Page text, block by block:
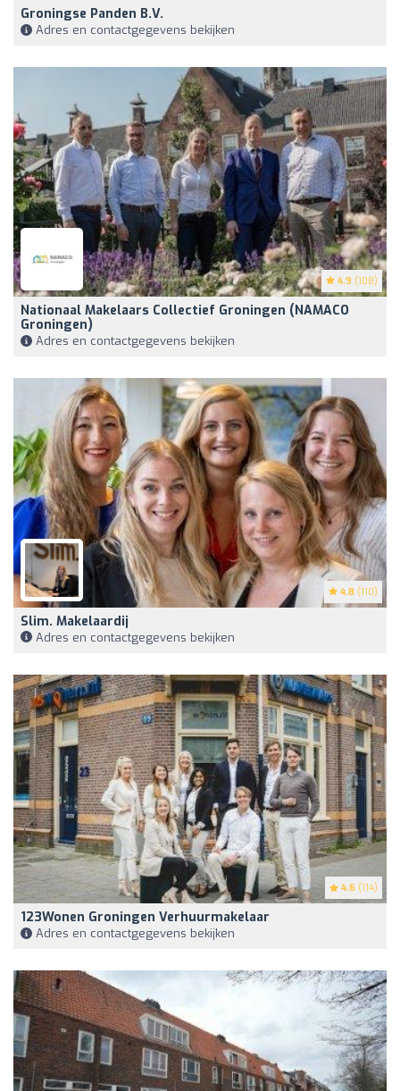
Groningse Panden B.V.
Adres en contactgegevens bekijken
4.9 (108)
Nationaal Makelaars Collectief Groningen (NAMACO
Groningen)
Adres en contactgegevens bekijken
4.8 (110)
Slim. Makelaardij
Adres en contactgegevens bekijken
4.6 (114)
123Wonen Groningen Verhuurmakelaar
Adres en contactgegevens bekijken